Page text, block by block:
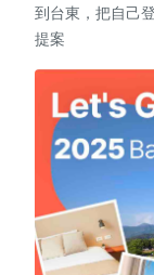
到台東，把自己
提案